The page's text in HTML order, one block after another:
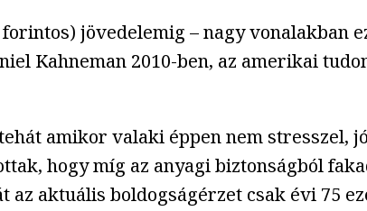
jövedelemig – nagy vonalakban
Kahneman 2010-ben, az amerikai
amikor valaki éppen nem stresszel,
hogy míg az anyagi biztonságból
aktuális boldogságérzet csak évi 75